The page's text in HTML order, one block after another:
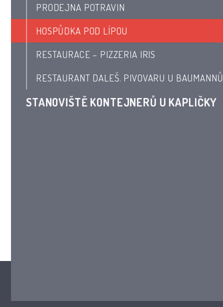
PRODEJNA POTRAVIN
HOSPŮDKA POD LÍPOU
RESTAURACE – PIZZERIA IRIS
RESTAURANT DALEŠ. PIVOVARU U BAUMANNŮ
STANOVIŠTĚ KONTEJNERŮ U KAPLIČKY